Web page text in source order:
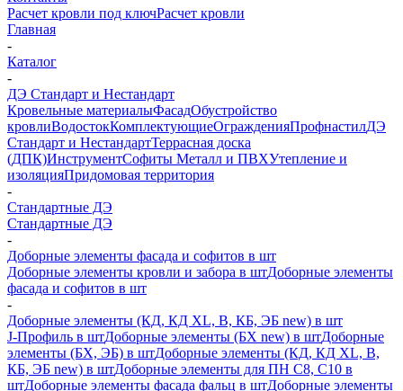
Расчет кровли под ключРасчет кровли
Главная
-
Каталог
-
ДЭ Стандарт и Нестандарт
Кровельные материалыФасадОбустройство
кровлиВодостокКомплектующиеОгражденияПрофнастилДЭ
Стандарт и НестандартТеррасная доска
(ДПК)ИнструментСофиты Металл и ПВХУтепление и
изоляцияПридомовая территория
-
Стандартные ДЭ
Стандартные ДЭ
-
Доборные элементы фасада и софитов в шт
Доборные элементы кровли и забора в штДоборные элементы
фасада и софитов в шт
-
Доборные элементы (КД, КД XL, В, КБ, ЭБ new) в шт
J-Профиль в штДоборные элементы (БХ new) в штДоборные
элементы (БХ, ЭБ) в штДоборные элементы (КД, КД XL, В,
КБ, ЭБ new) в штДоборные элементы для ПН С8, С10 в
штДоборные элементы фасада фальц в штДоборные элементы